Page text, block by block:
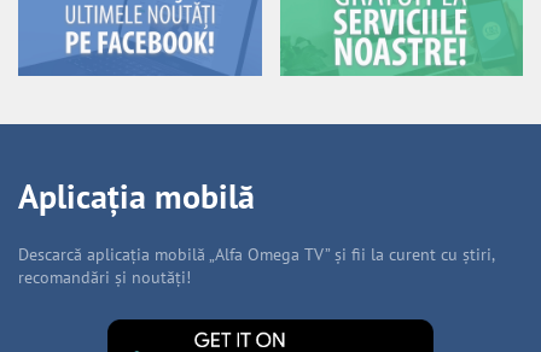
Aplicația mobilă
Descarcă aplicația mobilă „Alfa Omega TV” și fii la curent cu știri,
recomandări și noutăți!